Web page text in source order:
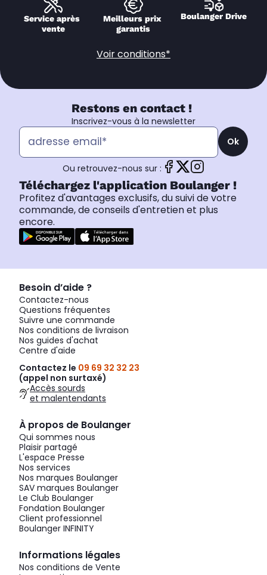
Service après
vente
Meilleurs prix
garantis
Boulanger Drive
Voir conditions*
Restons en contact !
Inscrivez-vous à la newsletter
Ok
Ou retrouvez-nous sur :
Téléchargez l'application Boulanger !
Profitez d'avantages exclusifs, du suivi de votre
commande, de conseils d'entretien et plus
encore.
Besoin d’aide ?
Contactez-nous
Questions fréquentes
Suivre une commande
Nos conditions de livraison
Nos guides d'achat
Centre d'aide
Contactez le 09 69 32 32 23
(appel non surtaxé)
Accès sourds
et malentendants
À propos de Boulanger
Qui sommes nous
Plaisir partagé
L'espace Presse
Nos services
Nos marques Boulanger
SAV marques Boulanger
Le Club Boulanger
Fondation Boulanger
Client professionnel
Boulanger INFINITY
Informations légales
Nos conditions de Vente